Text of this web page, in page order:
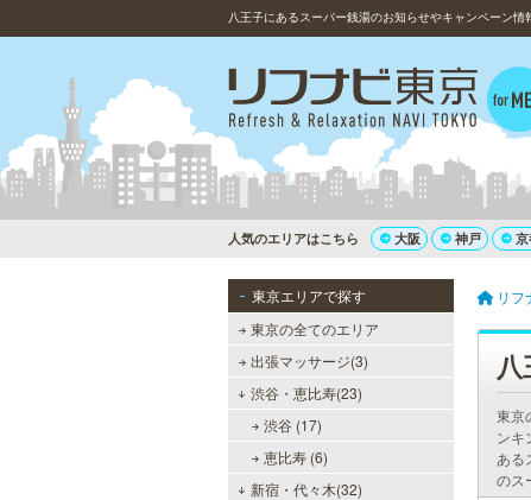
八王子にあるスーパー銭湯のお知らせやキャンペーン情
人気のエリアはこちら 大阪 神戸
東京エリアで探す
東京の全てのエリア
出張マッサージ(3)
渋谷・恵比寿(23)
渋谷 (17)
恵比寿 (6)
新宿・代々木(32)
リフ
東京
ンキ
ある
のス